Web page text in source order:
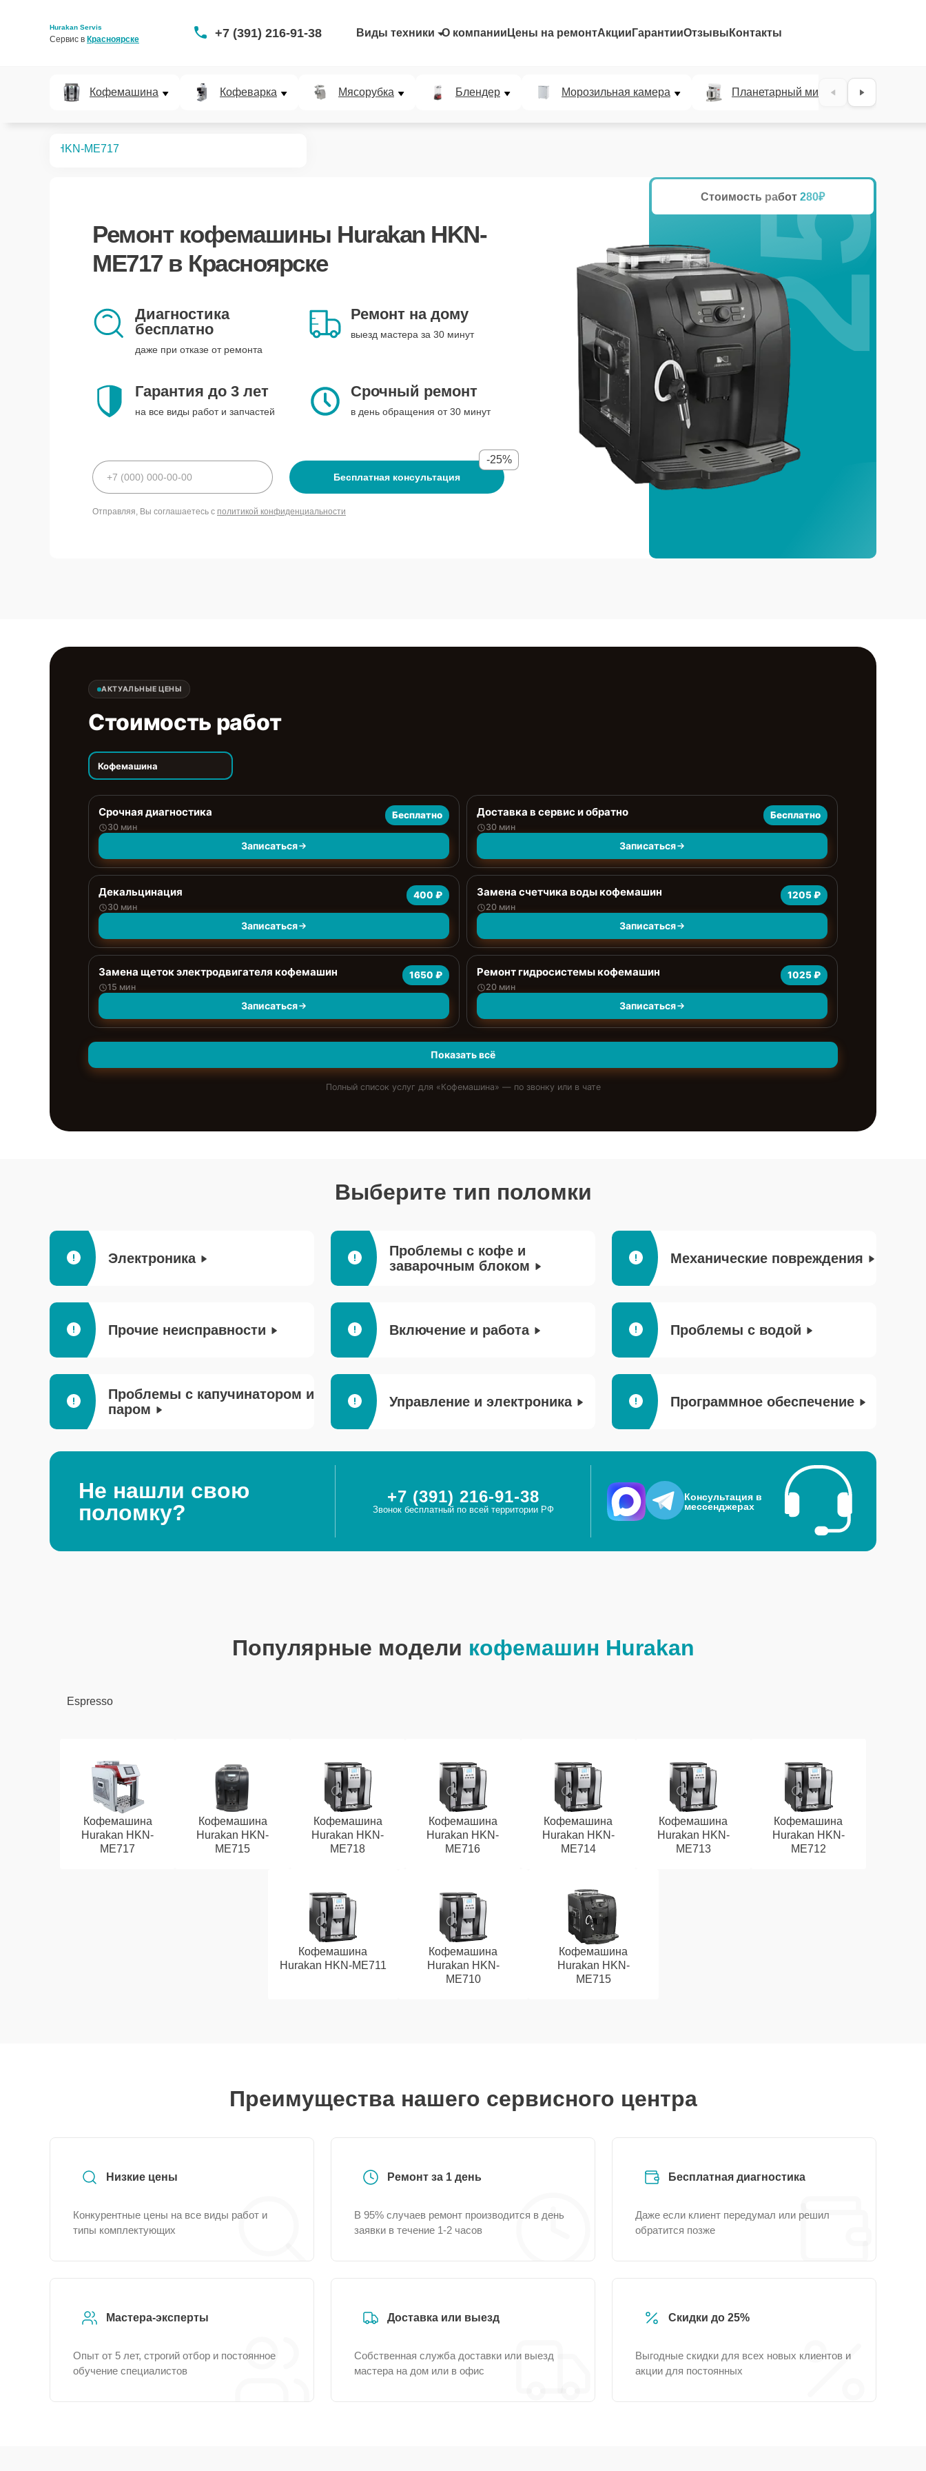
Hurakan Servis
Сервис в Красноярске +7 (391) 216-91-38 Виды техники О компании Цены на ремонтАкции ГарантииОтзывы Контакты
Кофемашина Кофеварка Мясорубка Блендер Морозильная камера Планетарный миксер
HKN-ME717
Ремонт кофемашины Hurakan HKN-
ME717в Красноярске
Диагностика
бесплатно
даже при отказе от ремонта
Ремонт на дому
выезд мастера за 30 минут
Гарантия до 3 лет
на все виды работ и запчастей
Срочный ремонт
в день обращения от 30 минут
Бесплатная консультация
-25%
Отправляя, Вы соглашаетесь с политикой конфиденциальности
Стоимость работ 280₽
25%
АКТУАЛЬНЫЕ ЦЕНЫ
Стоимость работ
Кофемашина
Срочная диагностика
30 мин
Бесплатно
Записаться
Доставка в сервис и обратно
30 мин
Бесплатно
Записаться
Декальцинация
30 мин
400 ₽
Записаться
Замена счетчика воды кофемашин
20 мин
1205 ₽
Записаться
Замена щеток электродвигателя кофемашин
15 мин
1650 ₽
Записаться
Ремонт гидросистемы кофемашин
20 мин
1025 ₽
Записаться
Показать всё
Полный список услуг для «Кофемашина» — по звонку или в чате
Выберите тип поломки
Электроника
Проблемы с кофе и
заварочным блоком
Механические повреждения
Прочие неисправности Включение и работа Проблемы с водой
Проблемы с капучинатором и
паром
Управление и электроника Программное обеспечение
Не нашли свою
поломку?
+7 (391) 216-91-38
Звонок бесплатный по всей территории РФ
Консультация в
мессенджерах
Популярные модели кофемашин Hurakan
Espresso
Кофемашина
Hurakan HKN-
ME717
Кофемашина
Hurakan HKN-
ME715
Кофемашина
Hurakan HKN-
ME718
Кофемашина
Hurakan HKN-
ME716
Кофемашина
Hurakan HKN-
ME714
Кофемашина
Hurakan HKN-
ME713
Кофемашина
Hurakan HKN-
ME712
Кофемашина
Hurakan HKN-ME711
Кофемашина
Hurakan HKN-
ME710
Кофемашина
Hurakan HKN-
ME715
Преимущества нашего сервисного центра
Низкие цены
Конкурентные цены на все виды работ и
типы комплектующих
Ремонт за 1 день
В 95% случаев ремонт производится в день
заявки в течение 1-2 часов
Бесплатная диагностика
Даже если клиент передумал или решил
обратится позже
Мастера-эксперты
Опыт от 5 лет, строгий отбор и постоянное
обучение специалистов
Доставка или выезд
Собственная служба доставки или выезд
мастера на дом или в офис
Скидки до 25%
Выгодные скидки для всех новых клиентов и
акции для постоянных